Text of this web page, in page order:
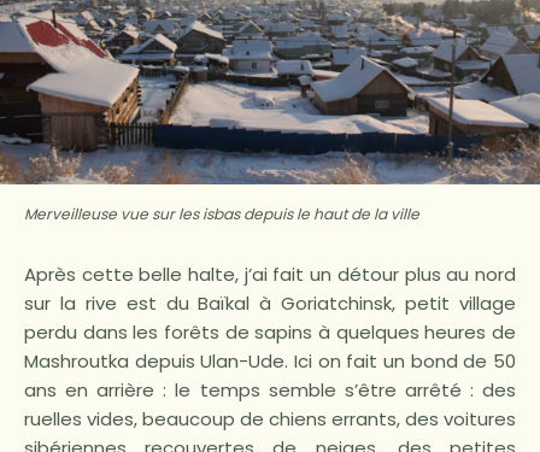
Merveilleuse vue sur les isbas depuis le haut de la ville
Après cette belle halte, j’ai fait un détour plus au nord
sur la rive est du Baïkal à Goriatchinsk, petit village
perdu dans les forêts de sapins à quelques heures de
Mashroutka depuis Ulan-Ude. Ici on fait un bond de 50
ans en arrière : le temps semble s’être arrêté : des
ruelles vides, beaucoup de chiens errants, des voitures